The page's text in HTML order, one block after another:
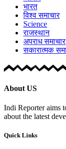
भारत
विश्व समाचार
Science
राजस्थान
अपराध समाचार
सकारात्मक
About US
Indi Reporter aims
about the latest
Quick Links